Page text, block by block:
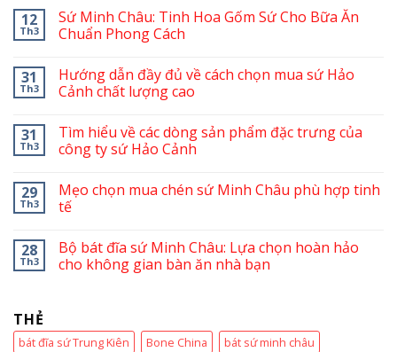
12
Th3
Sứ Minh Châu: Tinh Hoa Gốm Sứ Cho Bữa Ăn
Chuẩn Phong Cách
31
Th3
Hướng dẫn đầy đủ về cách chọn mua sứ Hảo
Cảnh chất lượng cao
31
Th3
Tìm hiểu về các dòng sản phẩm đặc trưng của
công ty sứ Hảo Cảnh
29
Th3
Mẹo chọn mua chén sứ Minh Châu phù hợp tinh
tế
28
Th3
Bộ bát đĩa sứ Minh Châu: Lựa chọn hoàn hảo
cho không gian bàn ăn nhà bạn
THẺ
bát đĩa sứ Trung Kiên Bone China
bát sứ minh châu